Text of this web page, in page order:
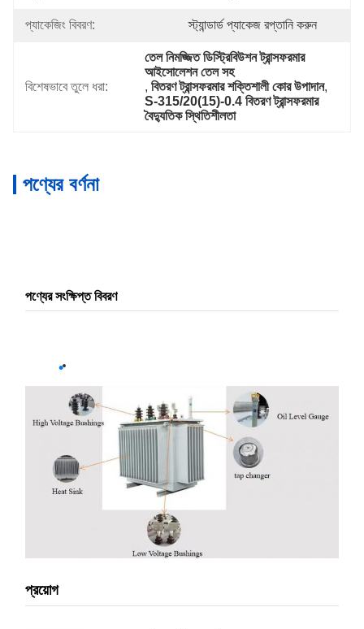
প্যাকেজিং বিবরণ: স্ট্যান্ডার্ড প্যাকেজ রপ্তানি করুন
বিশেষভাবে তুলে ধরা:
তেল নিমজ্জিত ডিস্ট্রিবিউশন ট্রান্সফরমার
আইসোলেশন তেল সহ
, বিতরণ ট্রান্সফরমার শক্তিশালী কোর উপাদান,
S-315/20(15)-0.4 বিতরণ ট্রান্সফরমার
বৈদ্যুতিক স্থিতিশীলতা
পণ্যের বর্ণনা
পণ্যের সংক্ষিপ্ত বিবরণ
প্রয়োগ